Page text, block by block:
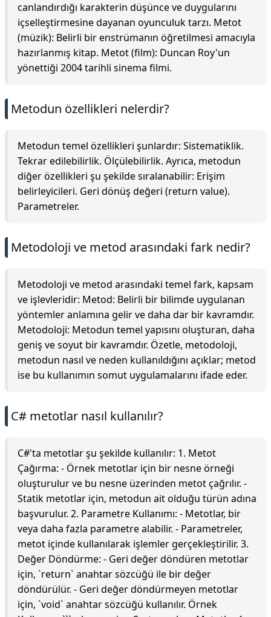
canlandırdığı karakterin düşünce ve duygularını
içselleştirmesine dayanan oyunculuk tarzı. Metot
(müzik): Belirli bir enstrümanın öğretilmesi amacıyla
hazırlanmış kitap. Metot (film): Duncan Roy'un
yönettiği 2004 tarihli sinema filmi.
Metodun özellikleri nelerdir?
Metodun temel özellikleri şunlardır: Sistematiklik.
Tekrar edilebilirlik. Ölçülebilirlik. Ayrıca, metodun
diğer özellikleri şu şekilde sıralanabilir: Erişim
belirleyicileri. Geri dönüş değeri (return value).
Parametreler.
Metodoloji ve metod arasındaki fark nedir?
Metodoloji ve metod arasındaki temel fark, kapsam
ve işlevleridir: Metod: Belirli bir bilimde uygulanan
yöntemler anlamına gelir ve daha dar bir kavramdır.
Metodoloji: Metodun temel yapısını oluşturan, daha
geniş ve soyut bir kavramdır. Özetle, metodoloji,
metodun nasıl ve neden kullanıldığını açıklar; metod
ise bu kullanımın somut uygulamalarını ifade eder.
C# metotlar nasıl kullanılır?
C#'ta metotlar şu şekilde kullanılır: 1. Metot
Çağırma: - Örnek metotlar için bir nesne örneği
oluşturulur ve bu nesne üzerinden metot çağrılır. -
Statik metotlar için, metodun ait olduğu türün adına
başvurulur. 2. Parametre Kullanımı: - Metotlar, bir
veya daha fazla parametre alabilir. - Parametreler,
metot içinde kullanılarak işlemler gerçekleştirilir. 3.
Değer Döndürme: - Geri değer döndüren metotlar
için, `return` anahtar sözcüğü ile bir değer
döndürülür. - Geri değer döndürmeyen metotlar
için, `void` anahtar sözcüğü kullanılır. Örnek